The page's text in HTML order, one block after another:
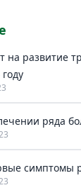
развитиe
ряда
симптомы